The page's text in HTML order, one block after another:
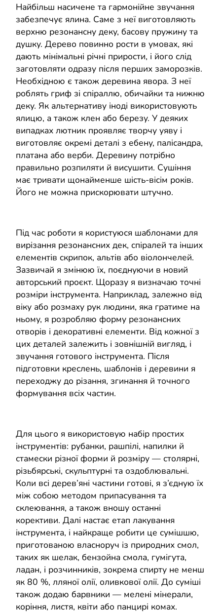
Найбільш насичене та гармонійне звучання
забезпечує ялина. Саме з неї виготовляють
верхню резонансну деку, басову пружину та
душку. Дерево повинно рости в умовах, які
дають мінімальні річні прирости, і його слід
заготовляти одразу після перших заморозків.
Необхідною є також деревина явора. З неї
роблять гриф зі спіраллю, обичайки та нижню
деку. Як альтернативу іноді використовують
ялицю, а також клен або березу. У деяких
випадках лютник проявляє творчу уяву і
виготовляє окремі деталі з ебену, палісандра,
платана або верби. Деревину потрібно
правильно розпиляти й висушити. Сушіння
має тривати щонайменше шість-вісім років.
Його не можна прискорювати штучно.
Під час роботи я користуюся шаблонами для
вирізання резонансних дек, спіралей та інших
елементів скрипок, альтів або віолончелей.
Зазвичай я змінюю їх, поєднуючи в новий
авторський проєкт. Щоразу я визначаю точні
розміри інструмента. Наприклад, залежно від
віку або розмаху рук людини, яка гратиме на
ньому, я розробляю форму резонансних
отворів і декоративні елементи. Від кожної з
цих деталей залежить і зовнішній вигляд, і
звучання готового інструмента. Після
підготовки креслень, шаблонів і деревини я
переходжу до різання, згинання й точного
формування всіх частин.
Для цього я використовую набір простих
інструментів: рубанки, рашпілі, напилки й
стамески різної форми й розміру — столярні,
різьбярські, скульптурні та оздоблювальні.
Коли всі дерев’яні частини готові, я з’єдную їх
між собою методом припасування та
склеювання, а також вношу останні
корективи. Далі настає етап лакування
інструмента, і найкраще робити це сумішшю,
приготованою власноруч із природних смол,
таких як шелак, бензойна смола, гумігута,
ладан, і розчинників, зокрема спирту не менш
як 80 %, лляної олії, оливкової олії. До суміші
також додаю барвники — мелені мінерали,
коріння, листя, квіти або панцирі комах.